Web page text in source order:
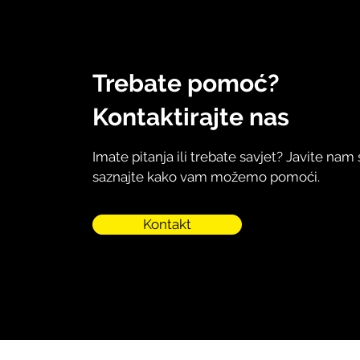
Trebate pomoć?
Kontaktirajte nas
Imate pitanja ili trebate savjet? Javite nam
saznajte kako vam možemo pomoći.
Kontakt